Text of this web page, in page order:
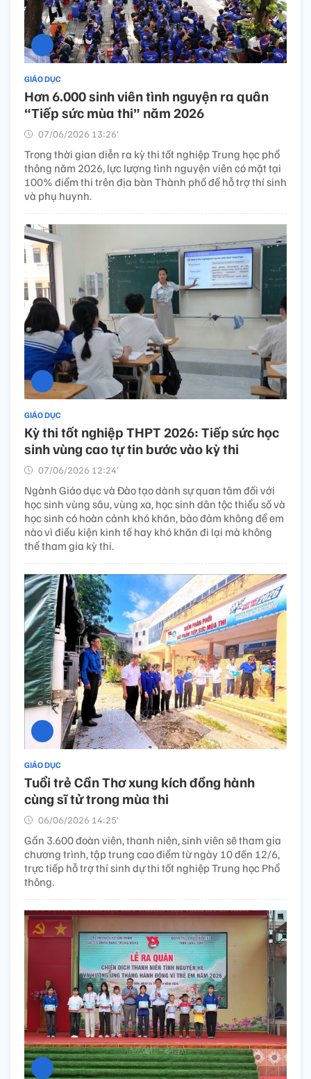
GIÁO DỤC
Hơn 6.000 sinh viên tình nguyện ra quân
“Tiếp sức mùa thi” năm 2026
07/06/2026 13:26’
Trong thời gian diễn ra kỳ thi tốt nghiệp Trung học phổ
thông năm 2026, lực lượng tình nguyện viên có mặt tại
100% điểm thi trên địa bàn Thành phố để hỗ trợ thí sinh
và phụ huynh.
GIÁO DỤC
Kỳ thi tốt nghiệp THPT 2026: Tiếp sức học
sinh vùng cao tự tin bước vào kỳ thi
07/06/2026 12:24’
Ngành Giáo dục và Đào tạo dành sự quan tâm đối với
học sinh vùng sâu, vùng xa, học sinh dân tộc thiểu số và
học sinh có hoàn cảnh khó khăn, bảo đảm không để em
nào vì điều kiện kinh tế hay khó khăn đi lại mà không
thể tham gia kỳ thi.
GIÁO DỤC
Tuổi trẻ Cần Thơ xung kích đồng hành
cùng sĩ tử trong mùa thi
06/06/2026 14:25’
Gần 3.600 đoàn viên, thanh niên, sinh viên sẽ tham gia
chương trình, tập trung cao điểm từ ngày 10 đến 12/6,
trực tiếp hỗ trợ thí sinh dự thi tốt nghiệp Trung học Phổ
thông.